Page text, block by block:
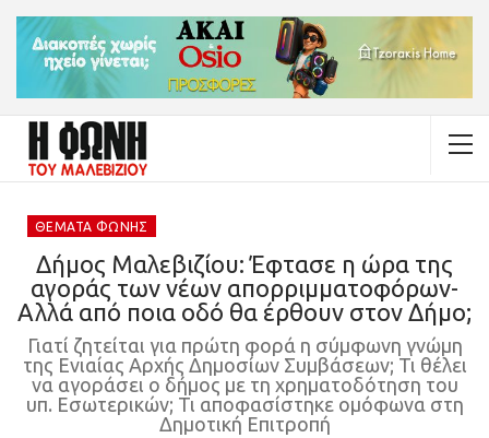
ΘΈΜΑΤΑ ΦΩΝΉΣ
Δήμος Μαλεβιζίου: Έφτασε η ώρα της
αγοράς των νέων απορριμματοφόρων-
Αλλά από ποια οδό θα έρθουν στον Δήμο;
Γιατί ζητείται για πρώτη φορά η σύμφωνη γνώμη
της Ενιαίας Αρχής Δημοσίων Συμβάσεων; Τι θέλει
να αγοράσει ο δήμος με τη χρηματοδότηση του
υπ. Εσωτερικών; Τι αποφασίστηκε ομόφωνα στη
Δημοτική Επιτροπή